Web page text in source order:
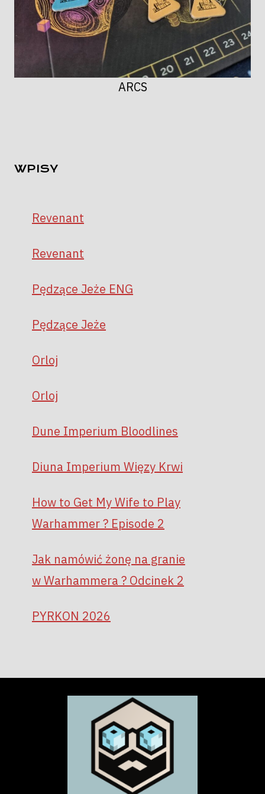
ARCS
WPISY
Revenant
Revenant
Pędzące Jeże ENG
Pędzące Jeże
Orloj
Orloj
Dune Imperium Bloodlines
Diuna Imperium Więzy Krwi
How to Get My Wife to Play
Warhammer ? Episode 2
Jak namówić żonę na granie
w Warhammera ? Odcinek 2
PYRKON 2026